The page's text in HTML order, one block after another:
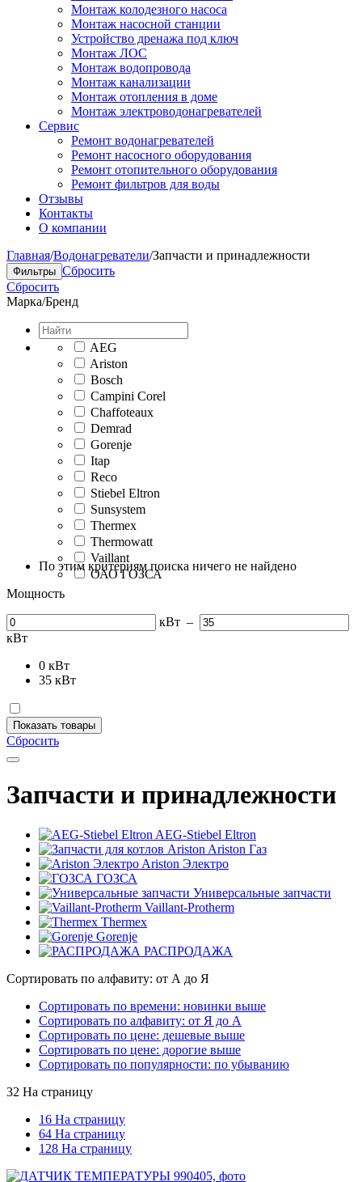
Монтаж колодезного насоса
Монтаж насосной станции
Устройство дренажа под ключ
Монтаж ЛОС
Монтаж водопровода
Монтаж канализации
Монтаж отопления в доме
Монтаж электроводонагревателей
Сервис
Ремонт водонагревателей
Ремонт насосного оборудования
Ремонт отопительного оборудования
Ремонт фильтров для воды
Отзывы
Контакты
О компании
Главная/Водонагреватели/Запчасти и принадлежности
Фильтры Сбросить
Сбросить
Марка/Бренд
AEG
Ariston
Bosch
Campini Corel
Chaffoteaux
Demrad
Gorenje
Itap
Reco
Stiebel Eltron
Sunsystem
Thermex
Thermowatt
Vaillant
ОАО ГОЗСА
По этим критериям поиска ничего не найдено
Мощность
кВт –
кВт
0 кВт
35 кВт
Показать товары
Сбросить
Запчасти и принадлежности
AEG-Stiebel Eltron
Ariston Газ
Ariston Электро
ГОЗСА
Универсальные запчасти
Vaillant-Protherm
Thermex
Gorenje
РАСПРОДАЖА
Сортировать по алфавиту: от А до Я
Сортировать по времени: новинки выше
Сортировать по алфавиту: от Я до А
Сортировать по цене: дешевые выше
Сортировать по цене: дорогие выше
Сортировать по популярности: по убыванию
32 На страницу
16 На страницу
64 На страницу
128 На страницу